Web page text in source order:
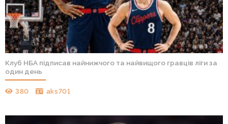
Клуб НБА підписав найнижчого та найвищого гравців ліги за
один день
380 aks701